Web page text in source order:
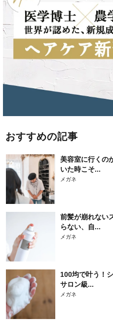
おすすめの記事
美容室に行くの
いた時こそ...
メガネ
前髪が崩れない
らない、自...
メガネ
100均で叶う！
サロン級...
メガネ